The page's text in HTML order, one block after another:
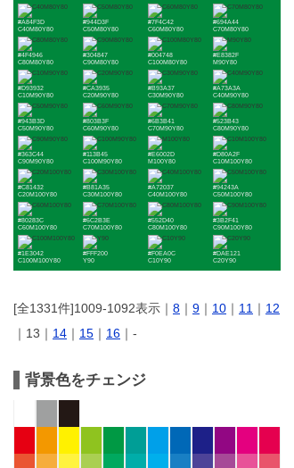
#A84F3D
C40M80Y80
#944D3F
C50M80Y80
#7F4C42
C60M80Y80
#694A44
C70M80Y80
#4F4946
C80M80Y80
#304847
C90M80Y80
#004748
C100M80Y80
#E8382F
M90Y80
#D93932
C10M90Y80
#CA3935
C20M90Y80
#B93A37
C30M90Y80
#A73A3A
C40M90Y80
#943B3D
C50M90Y80
#803B3F
C60M90Y80
#6B3B41
C70M90Y80
#523B43
C80M90Y80
#363C44
C90M90Y80
#113B45
C100M90Y80
#E6002D
M100Y80
#D80A2F
C10M100Y80
#C81432
C20M100Y80
#B81A35
C30M100Y80
#A72037
C40M100Y80
#94243A
C50M100Y80
#80283C
C60M100Y80
#6C2B3E
C70M100Y80
#552D40
C80M100Y80
#3B2F41
C90M100Y80
#1E3042
C100M100Y80
#FFF200
Y90
#F0EA0C
C10Y90
#DAE121
C20Y90
[全1331件]1009-1092表示｜ 8 ｜ 9 ｜ 10 ｜ 11 ｜ 12
｜13｜ 14 ｜ 15 ｜ 16 ｜-
背景色をチェンジ